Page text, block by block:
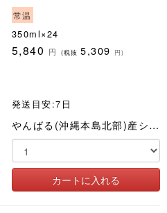
常温
350ml×24
5,840 円 (税抜5,309 円)
発送目安:7日
やんばる(沖縄本島北部)産シークワーサー果汁をたっぷり8%使った手づくり感いっぱいの爽やかなサワー